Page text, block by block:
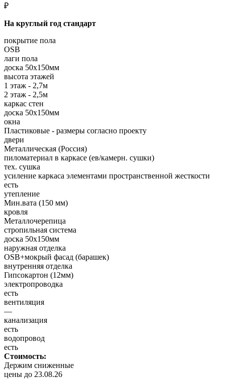
₽
На круглый год стандарт
покрытие пола
OSB
лаги пола
доска 50х150мм
высота этажей
1 этаж - 2,7м
2 этаж - 2,5м
каркас стен
доска 50х150мм
окна
Пластиковые - размеры согласно проекту
двери
Металлическая (Россия)
пиломатериал в каркасе (ев/камерн. сушки)
тех. сушка
усиление каркаса элементами пространственной жесткости
есть
утепление
Мин.вата (150 мм)
кровля
Металлочерепица
стропильная система
доска 50х150мм
наружная отделка
OSB+мокрый фасад (барашек)
внутренняя отделка
Гипсокартон (12мм)
электропроводка
есть
вентиляция
—
канализация
есть
водопровод
есть
Стоимость:
Держим сниженные
цены до 23.08.26